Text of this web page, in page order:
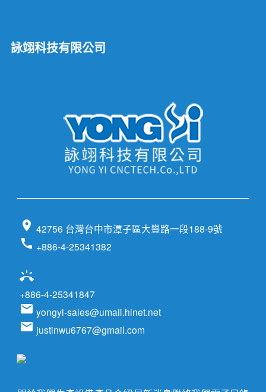
詠翊科技有限公司
location_on 42756 台灣台中市潭子區大豐路一段188-9號
call +886-4-25341382
ring_volume
+886-4-25341847
email yongyi-sales@umail.hinet.net
email justinwu6767@gmail.com